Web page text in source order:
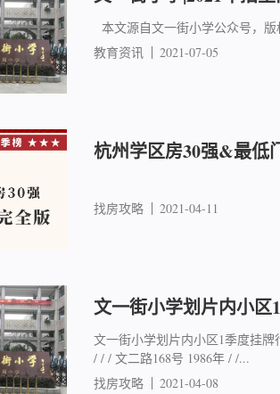
本文源自文一街小学公众号，
教育资讯
2021-07-05
杭州学区房30强&最低
找房攻略 2021-04-11
文一街小学划片内小区
文一街小学划片内小区1季度挂
/ / / 文二路168号 1986年 / /...
找房攻略
2021-04-08